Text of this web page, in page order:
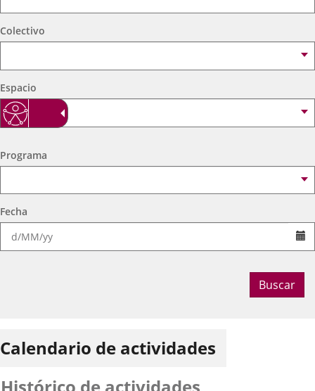
externa.externa.
Colectivo
Espacio
Programa
Fecha
Buscar
Calendario de actividades